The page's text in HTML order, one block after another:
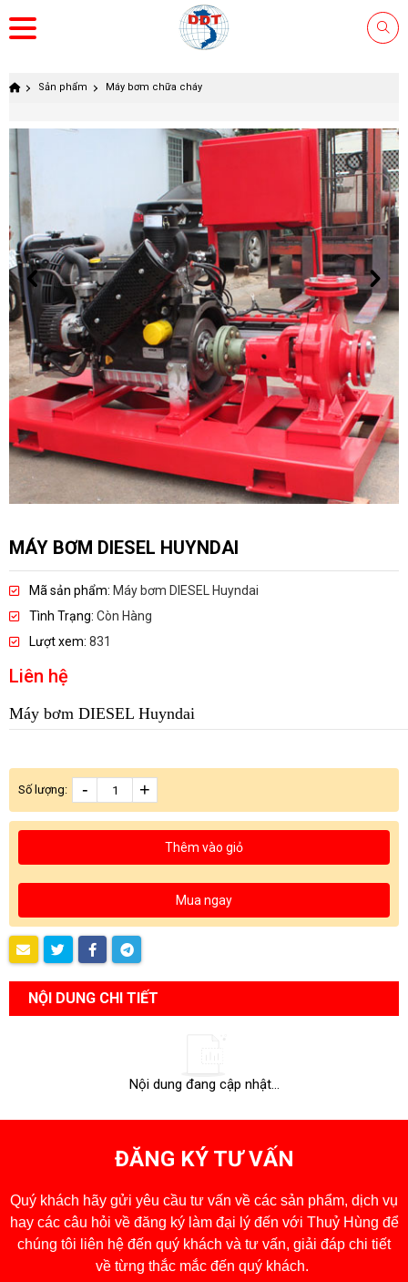
Sản phẩm Máy bơm chữa cháy
MÁY BƠM DIESEL HUYNDAI
Mã sản phẩm: Máy bơm DIESEL Huyndai
Tình Trạng: Còn Hàng
Lượt xem: 831
Liên hệ
Máy bơm DIESEL Huyndai
Số lượng: - +
Thêm vào giỏ
Mua ngay
NỘI DUNG CHI TIẾT
Nội dung đang cập nhật...
ĐĂNG KÝ TƯ VẤN
Quý khách hãy gửi yêu cầu tư vấn về các sản phẩm, dịch vụ
hay các câu hỏi về đăng ký làm đại lý đến với Thuỷ Hùng để
chúng tôi liên hệ đến quý khách và tư vấn, giải đáp chi tiết
về từng thắc mắc đến quý khách.